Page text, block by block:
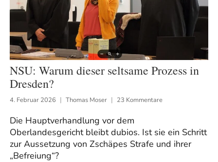
NSU: Warum dieser seltsame Prozess in
Dresden?
4. Februar 2026 Thomas Moser 23 Kommentare
Die Hauptverhandlung vor dem
Oberlandesgericht bleibt dubios. Ist sie ein Schritt
zur Aussetzung von Zschäpes Strafe und ihrer
„Befreiung“?